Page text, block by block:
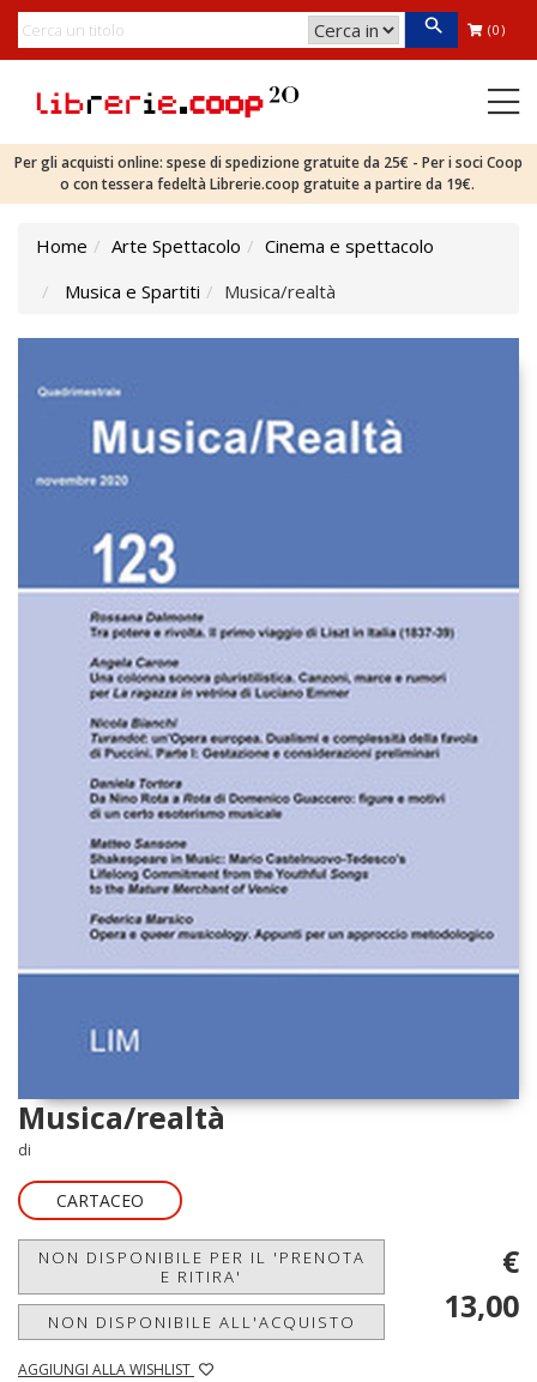
(0)
Per gli acquisti online: spese di spedizione gratuite da 25€ - Per i soci Coop
o con tessera fedeltà Librerie.coop gratuite a partire da 19€.
Home Arte Spettacolo
Cinema e spettacolo
Musica e Spartiti
Musica/realtà
Musica/realtà
di
CARTACEO
NON DISPONIBILE PER IL 'PRENOTA
E RITIRA'
NON DISPONIBILE ALL'ACQUISTO
AGGIUNGI ALLA WISHLIST
€
13,00